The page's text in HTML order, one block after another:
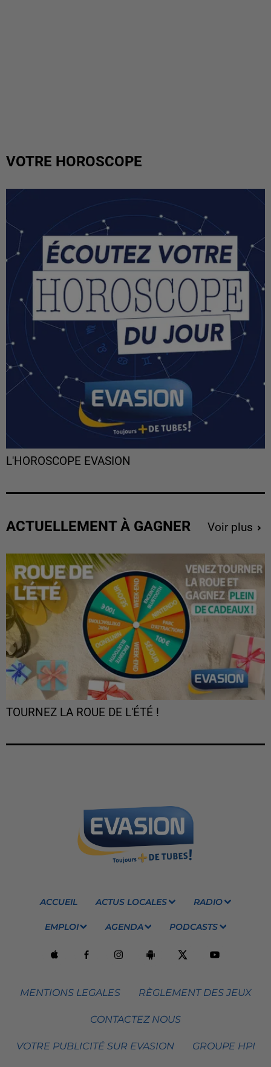
VOTRE HOROSCOPE
L'HOROSCOPE EVASION
ACTUELLEMENT À GAGNER Voir plus
TOURNEZ LA ROUE DE L'ÉTÉ !
ACCUEIL ACTUS LOCALES RADIO
EMPLOI AGENDA PODCASTS
MENTIONS LEGALES RÈGLEMENT DES JEUX
CONTACTEZ NOUS
VOTRE PUBLICITÉ SUR EVASION GROUPE HPI